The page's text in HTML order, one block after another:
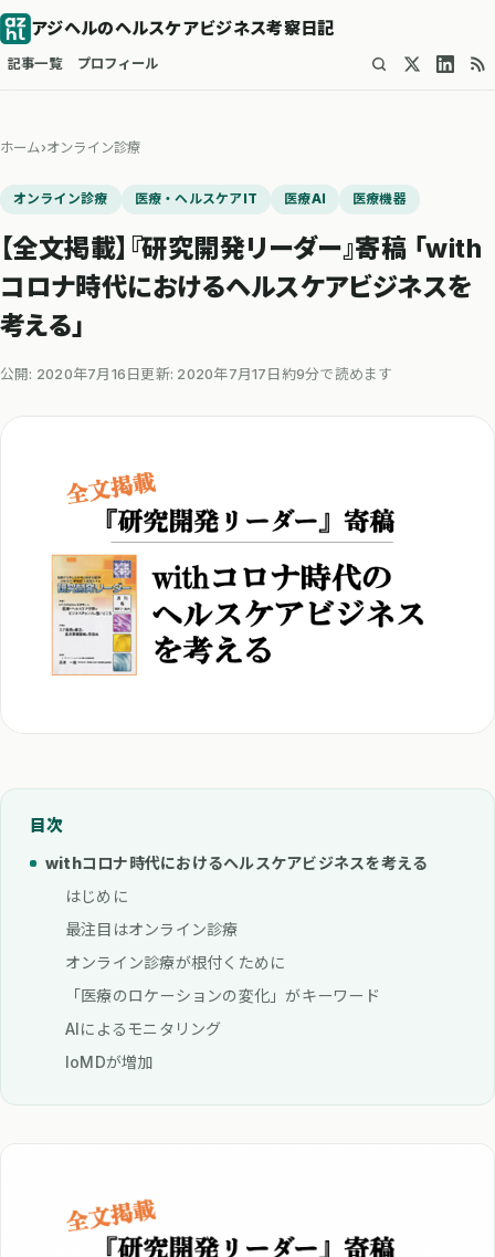
アジヘルのヘルスケアビジネス考察日記
記事一覧 プロフィール
ホーム›オンライン診療
オンライン診療 医療・ヘルスケアIT 医療AI 医療機器
【全文掲載】『研究開発リーダー』寄稿 「with
コロナ時代におけるヘルスケアビジネスを
考える」
公開: 2020年7月16日 更新: 2020年7月17日 約9分で読めます
目次
withコロナ時代におけるヘルスケアビジネスを考える
はじめに
最注目はオンライン診療
オンライン診療が根付くために
「医療のロケーションの変化」がキーワード
AIによるモニタリング
IoMDが増加